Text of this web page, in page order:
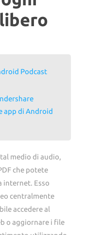
Podcast
app di Android
medio di audio,
che potete
internet. Esso
centralmente
accedere al
o aggiornare i file